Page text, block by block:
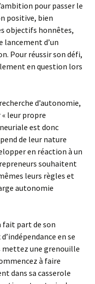
pour passer le
positive, bien
objectifs honnêtes,
lancement d’un
Pour réussir son défi,
en question lors
d’autonomie,
leur propre
est donc
de leur nature
en réaction à un
souhaitent
leurs règles et
autonomie
fait part de son
en se
mettez une grenouille
à faire
dans sa casserole